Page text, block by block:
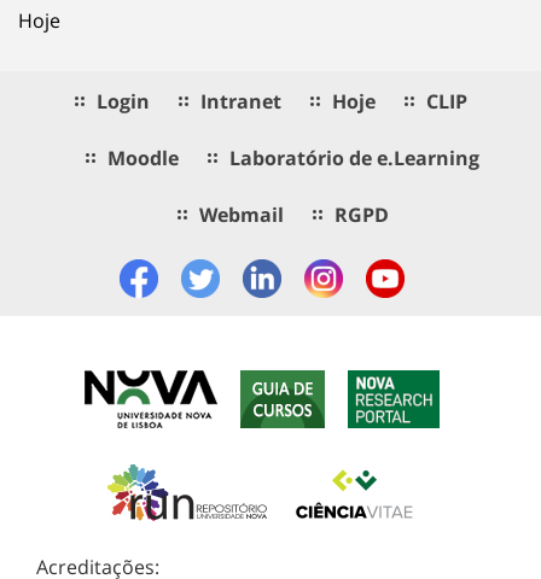
Hoje
Login Intranet Hoje CLIP
Moodle Laboratório de e.Learning
Webmail RGPD
Acreditações: